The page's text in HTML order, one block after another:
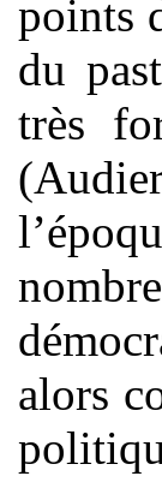
points
du
très
alors